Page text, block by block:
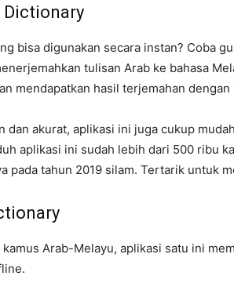
Dictionary
bisa digunakan secara instan? Coba
tulisan Arab ke bahasa
mendapatkan hasil terjemahan
dan akurat, aplikasi ini juga cukup
aplikasi ini sudah lebih dari 500 ribu
pada tahun 2019 silam. Tertarik untuk
Arab-Melayu, aplikasi satu ini